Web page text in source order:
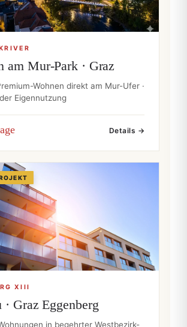
am Mur-Park · Graz
Wohnen direkt am Mur-Ufer ·
Eigennutzung
Details →
XIII
· Graz Eggenberg
in begehrter Westbezirk-